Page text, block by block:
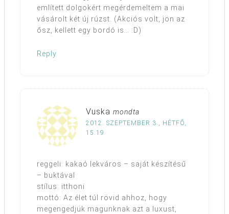
említett dolgokért megérdemeltem a mai
vásárolt két új rúzst. (Akciós volt, jön az
ősz, kellett egy bordó is… :D)
Reply
Vuska mondta
2012. SZEPTEMBER 3., HÉTFŐ,
15:19
reggeli: kakaó lekváros – saját készítésű
– buktával
stílus: itthoni
mottó: Az élet túl rövid ahhoz, hogy
megengedjük magunknak azt a luxust,